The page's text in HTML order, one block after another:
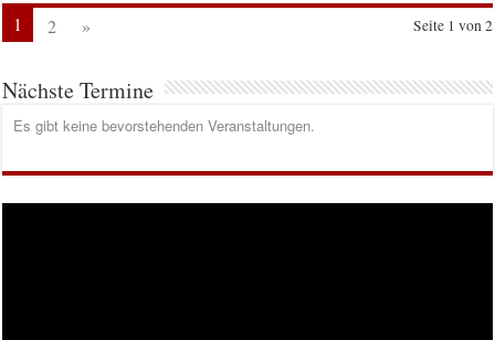
Seite 1 von 2
1 2 »
Nächste Termine
Es gibt keine bevorstehenden Veranstaltungen.